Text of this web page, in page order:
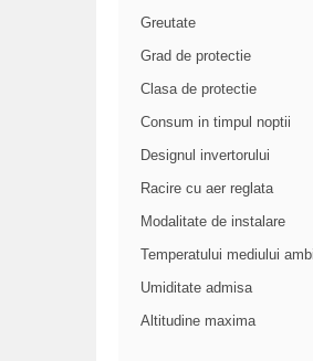
Greutate
Grad de protectie
Clasa de protectie
Consum in timpul noptii
Designul invertorului
Racire cu aer reglata
Modalitate de instalare
Temperatului mediului
Umiditate admisa
Altitudine maxima